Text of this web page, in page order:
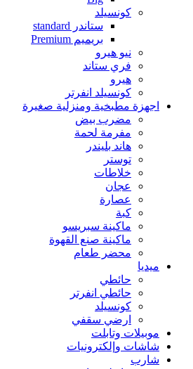
كونسيلد
ستاندر standard
بريميم Premium
نيو هيرو
فري ستاند
هيرو
كونسيلد انفرتر
اجهزة مطبخية ومنزلية صغيرة
مضرب بيض
مفرمة لحمة
هاند بليندر
توستر
خلاطات
عجان
عصارة
كبة
ماكينة سبريسو
ماكينة صنع القهوة
محضر طعام
ميديا
حائطي
حائطي انفرتر
كونسيلد
ارضي سقفي
موبيلات وتابلت
شاشات وإلكترونيات
شارب